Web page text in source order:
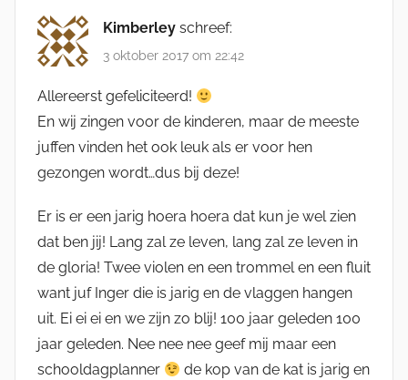
Kimberley schreef:
3 oktober 2017 om 22:42
Allereerst gefeliciteerd!
En wij zingen voor de kinderen, maar de meeste
juffen vinden het ook leuk als er voor hen
gezongen wordt…dus bij deze!
Er is er een jarig hoera hoera dat kun je wel zien
dat ben jij! Lang zal ze leven, lang zal ze leven in
de gloria! Twee violen en een trommel en een fluit
want juf Inger die is jarig en de vlaggen hangen
uit. Ei ei ei en we zijn zo blij! 100 jaar geleden 100
jaar geleden. Nee nee nee geef mij maar een
schooldagplanner
de kop van de kat is jarig en